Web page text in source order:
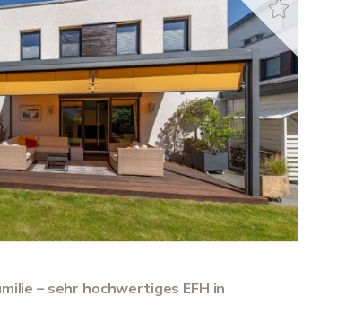
– sehr hochwertiges EFH in